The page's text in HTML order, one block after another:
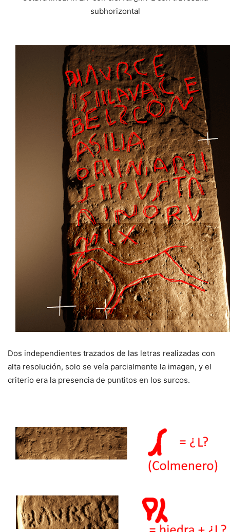
subhorizontal
Dos independientes trazados de las letras realizadas con
alta resolución, solo se veía parcialmente la imagen, y el
criterio era la presencia de puntitos en los surcos.